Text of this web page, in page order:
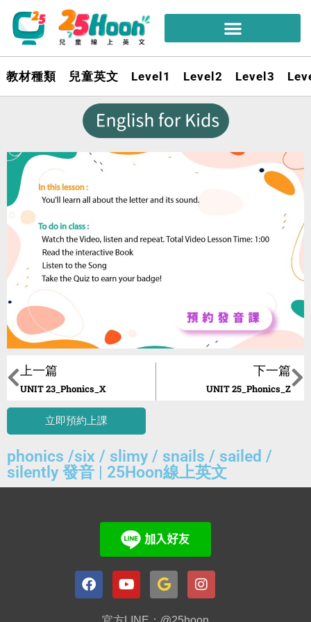
教材種類 兒童英文 Level1 Level2 Level3
上一篇
UNIT 23_Phonics_X
下一篇
UNIT 25_Phonics_Z
立即預約上課
phonics /six / slimy / snails / sailed /
silently 發音 | 25Hoon線上英文